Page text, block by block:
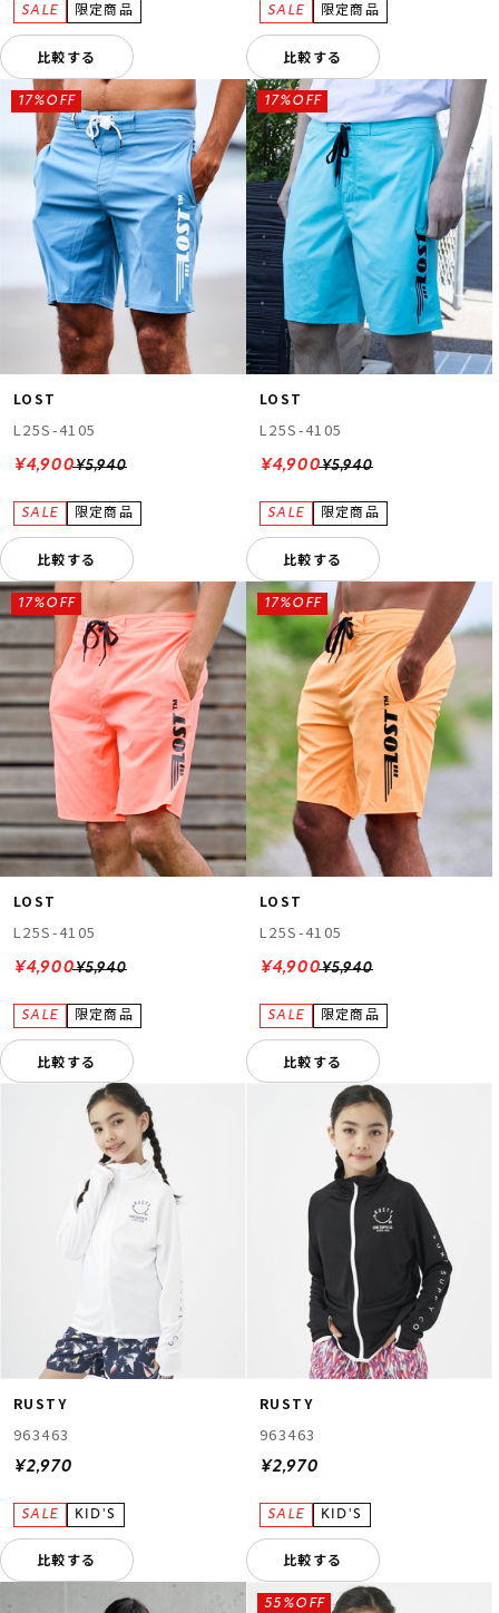
比較する 比較する
LOST
L25S-4105
¥5,940
17%OFF
¥4,900
比較する
LOST
L25S-4105
¥5,940
17%OFF
¥4,900
比較する
LOST
L25S-4105
¥5,940
17%OFF
¥4,900
比較する
LOST
L25S-4105
¥5,940
17%OFF
¥4,900
比較する
RUSTY
963463
¥2,970
比較する
RUSTY
963463
¥2,970
比較する
55%OFF